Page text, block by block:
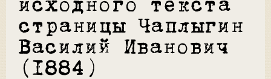
исходного текста
страницы Чаплыгин
Василий Иванович
(1884)